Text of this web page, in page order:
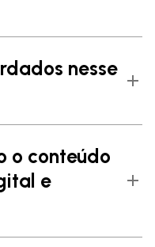
nesse
o conteúdo
e